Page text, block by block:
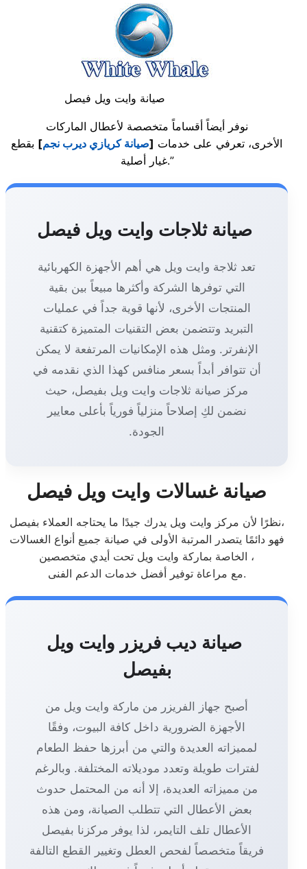
صيانة وايت ويل فيصل
نوفر أيضاً أقساماً متخصصة لأعطال الماركات
الأخرى، تعرفي على خدمات [صيانة كريازي ديرب نجم] بقطع
غيار أصلية.”
صيانة ثلاجات وايت ويل فيصل
تعد ثلاجة وايت ويل هي أهم الأجهزة الكهربائية
التي توفرها الشركة وأكثرها مبيعاً بين بقية
المنتجات الأخرى، لأنها قوية جداً في عمليات
التبريد وتتضمن بعض التقنيات المتميزة كتقنية
الإنفرتر. ومثل هذه الإمكانيات المرتفعة لا يمكن
أن تتوافر أبداً بسعر منافس كهذا الذي نقدمه في
مركز صيانة ثلاجات وايت ويل بفيصل، حيث
نضمن لكِ إصلاحاً منزلياً فورياً بأعلى معايير
الجودة.
صيانة غسالات وايت ويل فيصل
نظرًا لأن مركز وايت ويل يدرك جيدًا ما يحتاجه العملاء بفيصل،
فهو دائمًا يتصدر المرتبة الأولى في صيانة جميع أنواع الغسالات
الخاصة بماركة وايت ويل تحت أيدي متخصصين ،
مع مراعاة توفير أفضل خدمات الدعم الفنى.
صيانة ديب فريزر وايت ويل
بفيصل
أصبح جهاز الفريزر من ماركة وايت ويل من
الأجهزة الضرورية داخل كافة البيوت، وفقًا
لمميزاته العديدة والتي من أبرزها حفظ الطعام
لفترات طويلة وتعدد موديلاته المختلفة. وبالرغم
من مميزاته العديدة، إلا أنه من المحتمل حدوث
بعض الأعطال التي تتطلب الصيانة، ومن هذه
الأعطال تلف التايمر، لذا يوفر مركزنا بفيصل
فريقاً متخصصاً لفحص العطل وتغيير القطع التالفة